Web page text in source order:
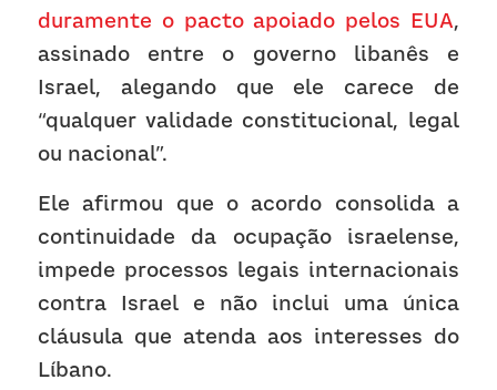
duramente o pacto apoiado pelos EUA,
assinado entre o governo libanês e
Israel, alegando que ele carece de
“qualquer validade constitucional, legal
ou nacional”.
Ele afirmou que o acordo consolida a
continuidade da ocupação israelense,
impede processos legais internacionais
contra Israel e não inclui uma única
cláusula que atenda aos interesses do
Líbano.